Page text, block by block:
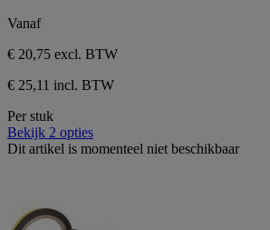
1
beoordeling
Vanaf
€ 20,75 excl. BTW
€ 25,11 incl. BTW
Per stuk
Bekijk 2 opties
Dit artikel is momenteel niet beschikbaar